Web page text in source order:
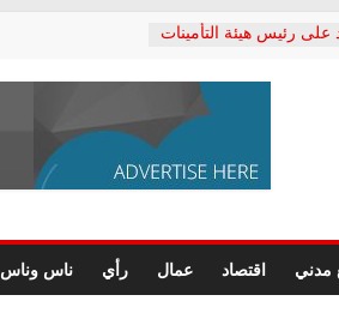
على رئيس هيئة التأمينات
المعاشات.. ونطالب بكشف
القطاع الصحي إلى
يطلق لجنة “الحق
النهائية للقرار
وانتهاء أعمال
مدني اقتصاد عمال رأي ناس وناس